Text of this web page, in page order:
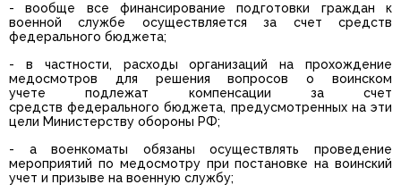
- вообще все финансирование подготовки граждан к
военной службе осуществляется за счет средств
федерального бюджета;
- в частности, расходы организаций на прохождение
медосмотров для решения вопросов о воинском
учете подлежат компенсации за счет
средств федерального бюджета, предусмотренных на эти
цели Министерству обороны РФ;
- а военкоматы обязаны осуществлять проведение
мероприятий по медосмотру при постановке на воинский
учет и призыве на военную службу;